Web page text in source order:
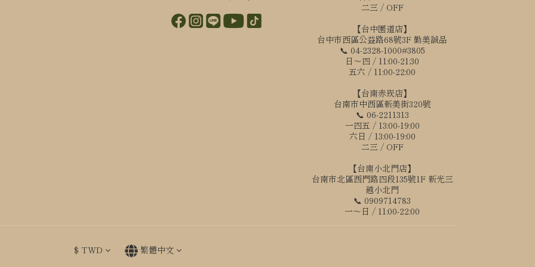
二三 / OFF
【台中園道店】
台中市西區公益路68號3F 勤美誠品
📞 04-2328-1000#3805
日～四 / 11:00-21:30
五六 / 11:00-22:00
【台南赤崁店】
台南市中西區新美街320號
📞 06-2211313
一四五 / 13:00-19:00
六日 / 13:00-19:00
二三 / OFF
【台南小北門店】
台南市北區西門路四段135號1F 新光三
越小北門
📞 0909714783
一～日 / 11:00-22:00
$ TWD 繁體中文